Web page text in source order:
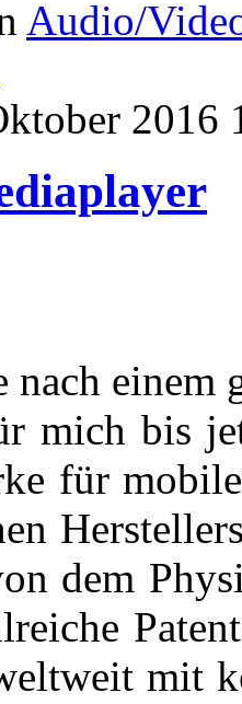
Audio/
2016
nach einem
mich bis
für
dem
mit